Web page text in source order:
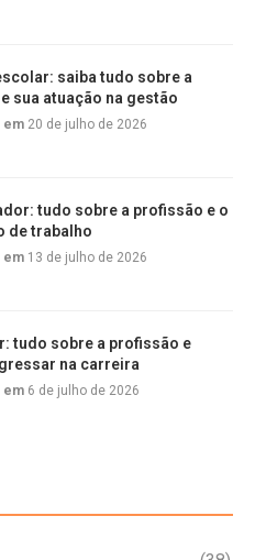
saiba tudo sobre a
sua atuação na gestão
em 20 de julho de 2026
tudo sobre a profissão e o
de trabalho
em 13 de julho de 2026
tudo sobre a profissão e
na carreira
em 6 de julho de 2026